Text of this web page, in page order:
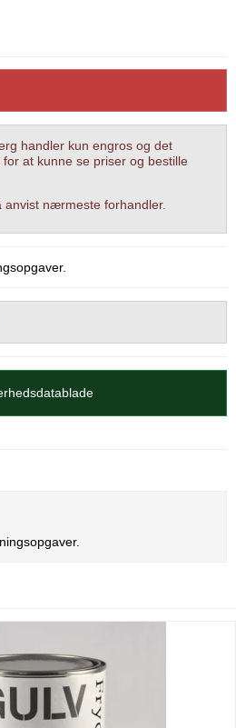
handler kun engros og det
at kunne se priser og bestille
anvist nærmeste forhandler.